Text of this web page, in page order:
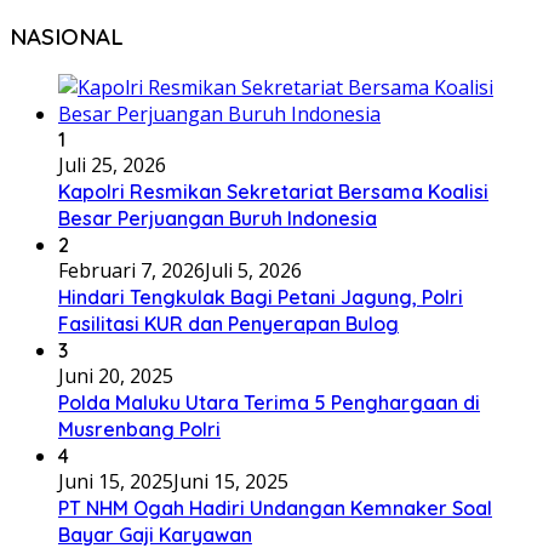
NASIONAL
1
Juli 25, 2026
Kapolri Resmikan Sekretariat Bersama Koalisi
Besar Perjuangan Buruh Indonesia
2
Februari 7, 2026Juli 5, 2026
Hindari Tengkulak Bagi Petani Jagung, Polri
Fasilitasi KUR dan Penyerapan Bulog
3
Juni 20, 2025
Polda Maluku Utara Terima 5 Penghargaan di
Musrenbang Polri
4
Juni 15, 2025Juni 15, 2025
PT NHM Ogah Hadiri Undangan Kemnaker Soal
Bayar Gaji Karyawan